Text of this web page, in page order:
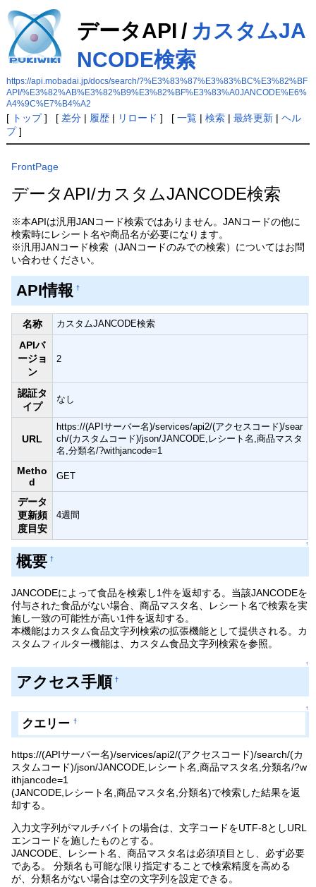
データAPI / カスタムJA
NCODE検索
https://api.mobadai.jp/docs/search/?%E3%83%87%E3%83%BC%E3%82%BF
API/%E3%82%AB%E3%82%B9%E3%82%BF%E3%83%A0JANCODE%E6%
A4%9C%E7%B4%A2
[ トップ] [ 差分| 履歴| リロード ] [ 一覧| 検索| 最終更新| ヘル
プ]
FrontPage
データAPI/カスタムJANCODE検索
※本APIは汎用JANコード検索ではありません。JANコードの他に
検索時にレシート名や商品名が必要になります。
※汎用JANコード検索（JANコードのみでの検索）についてはお問
い合わせください。
API情報 †
名称 カスタムJANCODE検索
APIバ
ージョ
ン
2
認証タ
イプ
なし
URL
https://(APIサーバー名)/services/api2/(アクセスコード)/sear
ch/(カスタムコード)/json/JANCODE,レシート名,商品マスタ
名,分類名/?withjancode=1
Metho
d
GET
データ
更新頻
度目安
4週間
↑
概要 †
JANCODEによって食品を検索し1件を返却する。当該JANCODEを
付与された食品がない場合、商品マスタ名、レシート名で検索を実
施し一致の可能性が高い1件を返却する。
本機能はカスタム食品文字列検索の拡張機能として提供される。カ
スタムフィルター機能は、カスタム食品文字列検索を参照。
↑
アクセス手順 †
↑
クエリー †
https://(APIサーバー名)/services/api2/(アクセスコード)/search/(カ
スタムコード)/json/JANCODE,レシート名,商品マスタ名,分類名/?w
ithjancode=1
(JANCODE,レシート名,商品マスタ名,分類名)で検索した結果を返
却する。
入力文字列がマルチバイトの場合は、文字コードをUTF-8としURL
エンコードを施したものとする。
JANCODE、レシート名、商品マスタ名は必須項目とし、必ず必要
である。 分類名も可能な限り指定することで検索精度を高める
が、分類名がない場合は空の文字列を設定できる。